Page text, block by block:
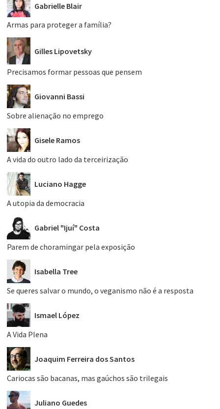
Gabrielle Blair
Armas para proteger a família?
Gilles Lipovetsky
Precisamos formar pessoas que pensem
Giovanni Bassi
Sobre alienação no emprego
Gisele Ramos
A vida do outro lado da terceirização
Luciano Hagge
A utopia da democracia
Gabriel "Ijuí" Costa
Parem de choramingar pela exposição
Isabella Tree
Se queres salvar o mundo, o veganismo não é a resposta
Ismael López
A Vida Plena
Joaquim Ferreira dos Santos
Cariocas são bacanas, mas gaúchos são trilegais
Juliano Guedes